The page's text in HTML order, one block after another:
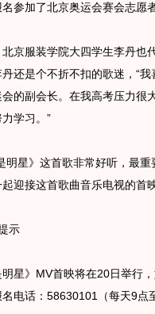
参加了北京奥运会赛会志愿者
服装学院大四学生李丹也
还是个不折不扣的歌迷，“
的副会长。在我高考压力很
学习。”
星》这首歌非常好听，最重
迎接这首歌曲音乐电视的首
示
》MV首映将在20日举行，
电话：58630101（每天9点